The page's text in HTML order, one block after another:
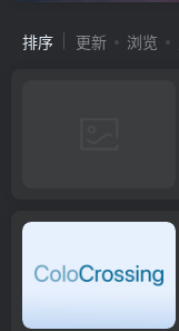
排序 更新 浏览